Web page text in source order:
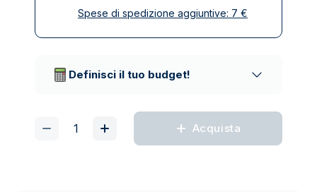
Tutte le tasse incluse
Spese di spedizione aggiuntive: 7 €
Definisci il tuo budget!
Acquista